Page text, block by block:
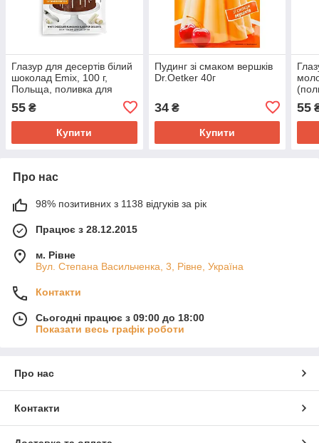
Глазур для десертів білий
шоколад Emix, 100 г,
Польща, поливка для
55 ₴
Купити
Пудинг зі смаком вершків
Dr.Oetker 40г
34₴
Купити
55
Про нас
98% позитивних з 1138 відгуків за рік
Працює з 28.12.2015
м. Рівне
Вул. Степана Васильченка, 3, Рівне, Україна
Контакти
Сьогодні працює з 09:00 до 18:00
Показати весь графік роботи
Про нас
Контакти